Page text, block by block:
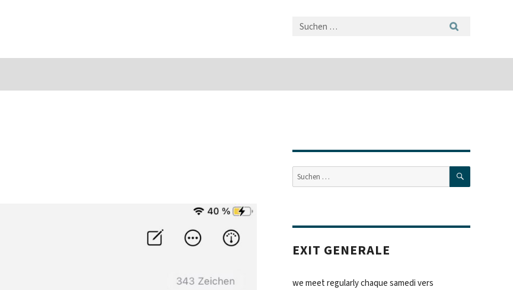
Suche
nach:
SUCHEN
EXIT GENERALE
we meet regularly chaque samedi vers